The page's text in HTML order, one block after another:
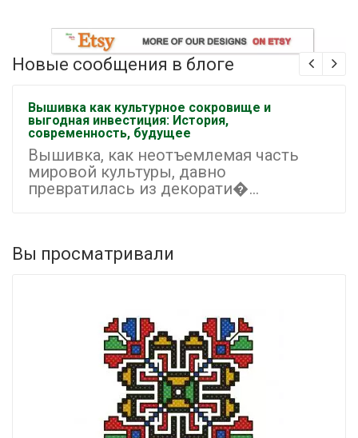
Новые сообщения в блоге
Вышивка как культурное сокровище и
выгодная инвестиция: История,
современность, будущее
Вышивка, как неотъемлемая часть
мировой культуры, давно
превратилась из декорати�...
Вы просматривали